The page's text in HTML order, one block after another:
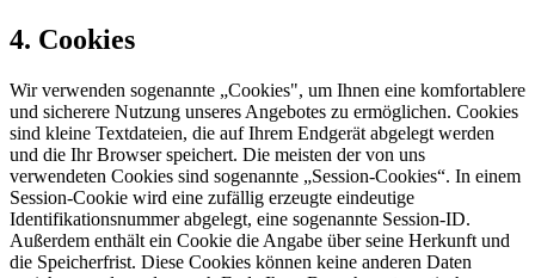
4. Cookies
Wir verwenden sogenannte „Cookies", um Ihnen eine komfortablere
und sicherere Nutzung unseres Angebotes zu ermöglichen. Cookies
sind kleine Textdateien, die auf Ihrem Endgerät abgelegt werden
und die Ihr Browser speichert. Die meisten der von uns
verwendeten Cookies sind sogenannte „Session-Cookies“. In einem
Session-Cookie wird eine zufällig erzeugte eindeutige
Identifikationsnummer abgelegt, eine sogenannte Session-ID.
Außerdem enthält ein Cookie die Angabe über seine Herkunft und
die Speicherfrist. Diese Cookies können keine anderen Daten